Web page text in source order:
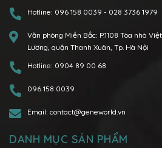
Hotline: 096 158 0039 - 028 3736 1979
Văn phòng Miền Bắc: P.1108 Tòa nhà
Lương, quận Thanh Xuân, Tp. Hà Nội
Hotline: 0904 89 00 68
096 158 0039
Email: contact@geneworld.vn
DANH MỤC SẢN PHẨM